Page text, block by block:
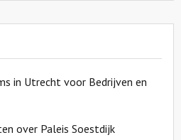
in Utrecht voor Bedrijven en
over Paleis Soestdijk